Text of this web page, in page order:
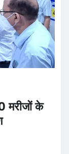
मरीजों के